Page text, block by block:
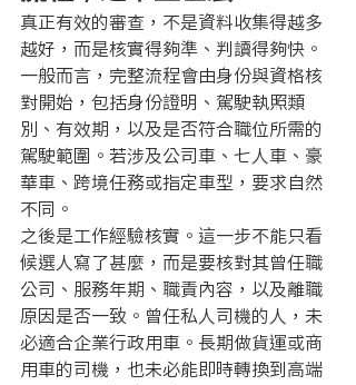
真正有效的審查，不是資料收集得越多
越好，而是核實得夠準、判讀得夠快。
一般而言，完整流程會由身份與資格核
對開始，包括身份證明、駕駛執照類
別、有效期，以及是否符合職位所需的
駕駛範圍。若涉及公司車、七人車、豪
華車、跨境任務或指定車型，要求自然
不同。
之後是工作經驗核實。這一步不能只看
候選人寫了甚麼，而是要核對其曾任職
公司、服務年期、職責內容，以及離職
原因是否一致。曾任私人司機的人，未
必適合企業行政用車。長期做貨運或商
用車的司機，也未必能即時轉換到高端